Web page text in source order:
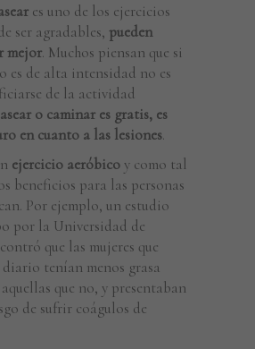
es uno de los ejercicios
ser agradables, pueden
mejor. Muchos piensan que si
es de alta intensidad no es
de la actividad
o caminar es gratis, es
en cuanto a las lesiones.
ejercicio aeróbicoy como tal
beneficios para las personas
Por ejemplo, un estudio
por la Universidad de
que las mujeres que
tenían menos grasa
que no, y presentaban
de sufrir coágulos de